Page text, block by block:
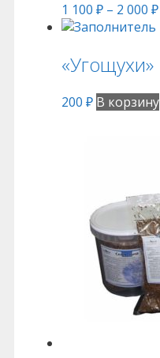
1 100 ₽ – 2 000 ₽
«Угощухи»
200 ₽ В корзину